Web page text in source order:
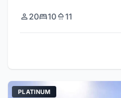
20 10 11
PLATINUM